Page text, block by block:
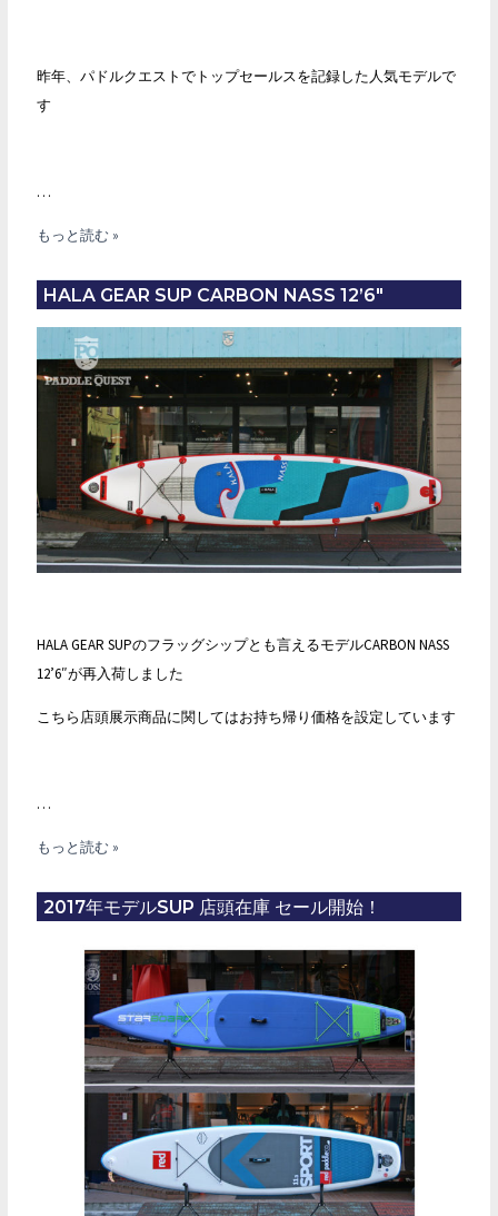
昨年、パドルクエストでトップセールスを記録した人気モデルで
す
…
2018
GEAR
RIVAL
HOSS
荷！
もっと読む »
HALA GEAR SUP CARBON NASS 12’6″
HALA GEAR SUPのフラッグシップとも言えるモデルCARBON NASS
12’6″が再入荷しました
こちら店頭展示商品に関してはお持ち帰り価格を設定しています
…
HALA
SUP
もっと読む »
2017年モデルSUP 店頭在庫 セール開始！